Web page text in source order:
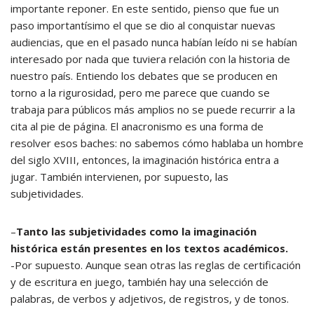
importante reponer. En este sentido, pienso que fue un
paso importantísimo el que se dio al conquistar nuevas
audiencias, que en el pasado nunca habían leído ni se habían
interesado por nada que tuviera relación con la historia de
nuestro país. Entiendo los debates que se producen en
torno a la rigurosidad, pero me parece que cuando se
trabaja para públicos más amplios no se puede recurrir a la
cita al pie de página. El anacronismo es una forma de
resolver esos baches: no sabemos cómo hablaba un hombre
del siglo XVIII, entonces, la imaginación histórica entra a
jugar. También intervienen, por supuesto, las
subjetividades.
–Tanto las subjetividades como la imaginación
histórica están presentes en los textos académicos.
-Por supuesto. Aunque sean otras las reglas de certificación
y de escritura en juego, también hay una selección de
palabras, de verbos y adjetivos, de registros, y de tonos.